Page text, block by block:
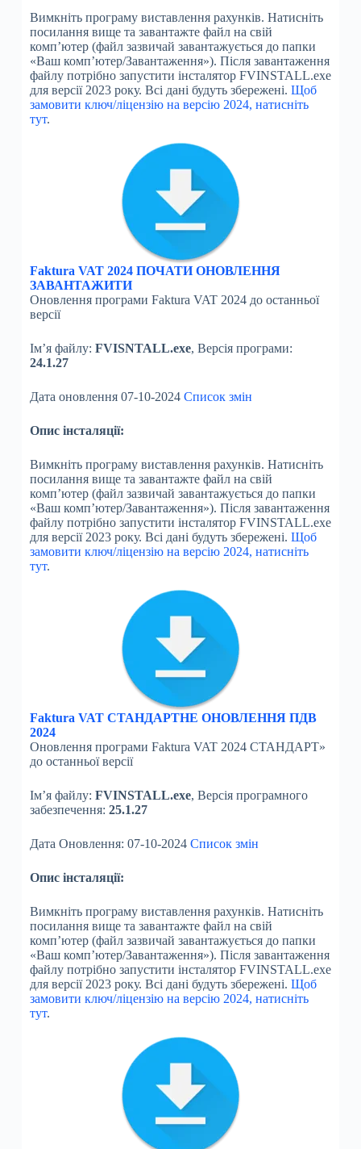
Вимкніть програму виставлення рахунків. Натисніть
посилання вище та завантажте файл на свій
комп’ютер (файл зазвичай завантажується до папки
«Ваш комп’ютер/Завантаження»). Після завантаження
файлу потрібно запустити інсталятор FVINSTALL.exe
для версії 2023 року. Всі дані будуть збережені. Щоб
замовити ключ/ліцензію на версію 2024, натисніть
тут.
Faktura VAT 2024 ПОЧАТИ ОНОВЛЕННЯ
ЗАВАНТАЖИТИ
Оновлення програми Faktura VAT 2024 до останньої
версії
Ім’я файлу: FVISNTALL.exe, Версія програми:
24.1.27
Дата оновлення 07-10-2024 Список змін
Опис інсталяції:
Вимкніть програму виставлення рахунків. Натисніть
посилання вище та завантажте файл на свій
комп’ютер (файл зазвичай завантажується до папки
«Ваш комп’ютер/Завантаження»). Після завантаження
файлу потрібно запустити інсталятор FVINSTALL.exe
для версії 2023 року. Всі дані будуть збережені. Щоб
замовити ключ/ліцензію на версію 2024, натисніть
тут.
Faktura VAT СТАНДАРТНЕ ОНОВЛЕННЯ ПДВ
2024
Оновлення програми Faktura VAT 2024 СТАНДАРТ»
до останньої версії
Ім’я файлу: FVINSTALL.exe, Версія програмного
забезпечення: 25.1.27
Дата Оновлення: 07-10-2024 Список змін
Опис інсталяції:
Вимкніть програму виставлення рахунків. Натисніть
посилання вище та завантажте файл на свій
комп’ютер (файл зазвичай завантажується до папки
«Ваш комп’ютер/Завантаження»). Після завантаження
файлу потрібно запустити інсталятор FVINSTALL.exe
для версії 2023 року. Всі дані будуть збережені. Щоб
замовити ключ/ліцензію на версію 2024, натисніть
тут.